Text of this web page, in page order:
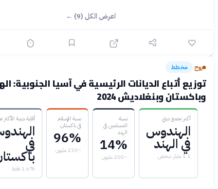
اعرض الكل (9) ←
أتباع الديانات الرئيسية في آسيا الجنوبية: الهند
وبنغلاديش 2024
الهند
الهند
14%
~200 مليون
في باكستان
96%
~230 مليون
أقلية دينية الأكثر تعرضاً
الهندوس
في
باكستان